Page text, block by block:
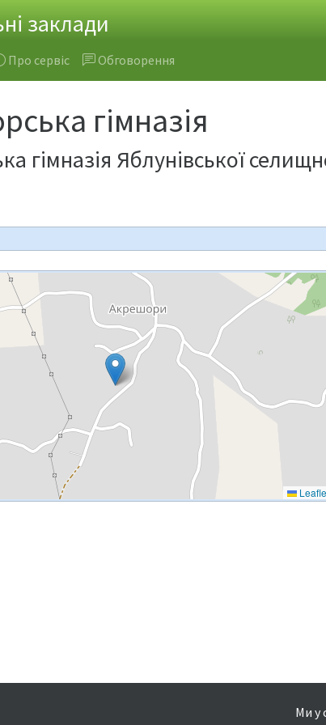
заклади
Про сервіс Обговорення
гімназія
гімназія Яблунівської
Ми у